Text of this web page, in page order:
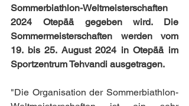
Sommerbiathlon-Weltmeisterschaften
2024 Otepää gegeben wird. Die
Sommermeisterschaften werden vom
19. bis 25. August 2024 in Otepää im
Sportzentrum Tehvandi ausgetragen.
"Die Organisation der Sommerbiathlon-